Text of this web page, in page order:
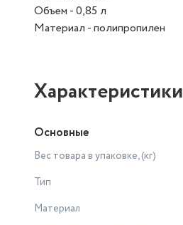
Объем - 0,85 л
Материал - полипропилен
Характеристики
Основные
Вес товара в упаковке, (кг)
Тип
Материал